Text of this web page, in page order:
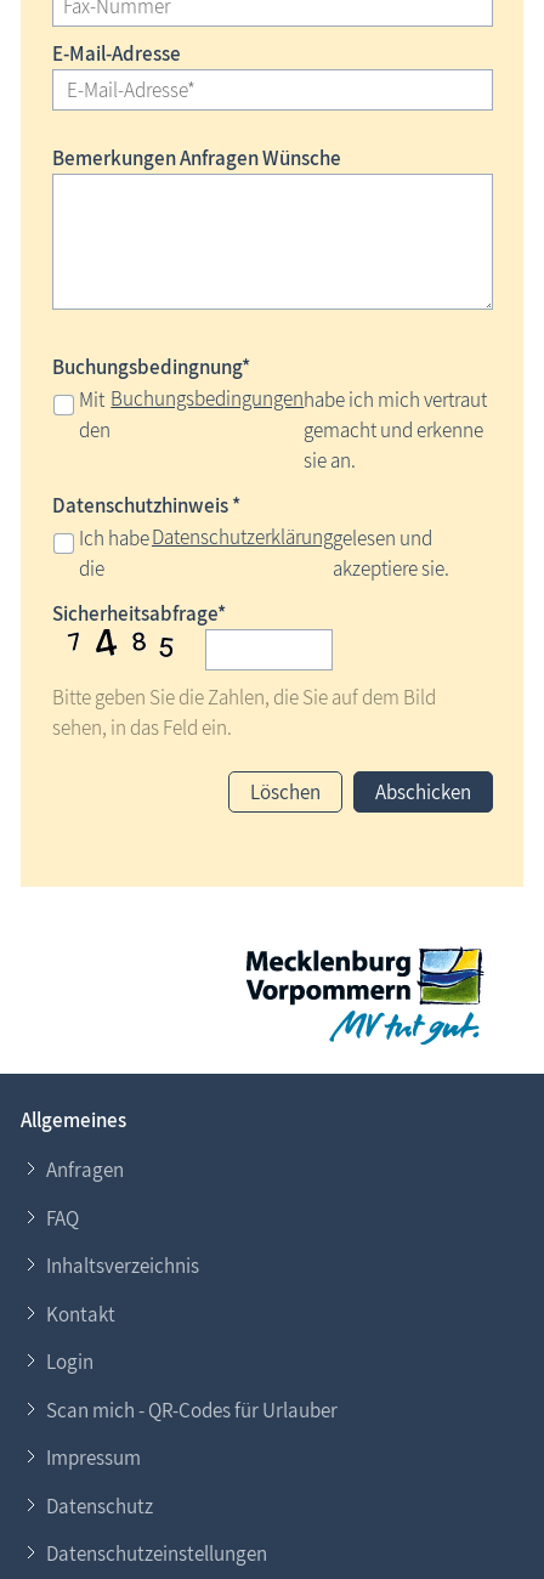
E-Mail-Adresse
Bemerkungen Anfragen Wünsche
Buchungsbedingnung*
Mit
den
Buchungsbedingungenhabe ich mich vertraut
gemacht und erkenne
sie an.
Datenschutzhinweis *
Ich habe
die
Datenschutzerklärunggelesen und
akzeptiere sie.
Sicherheitsabfrage*
Bitte geben Sie die Zahlen, die Sie auf dem Bild
sehen, in das Feld ein.
Löschen Abschicken
Allgemeines
Anfragen
FAQ
Inhaltsverzeichnis
Kontakt
Login
Scan mich - QR-Codes für Urlauber
Impressum
Datenschutz
Datenschutzeinstellungen